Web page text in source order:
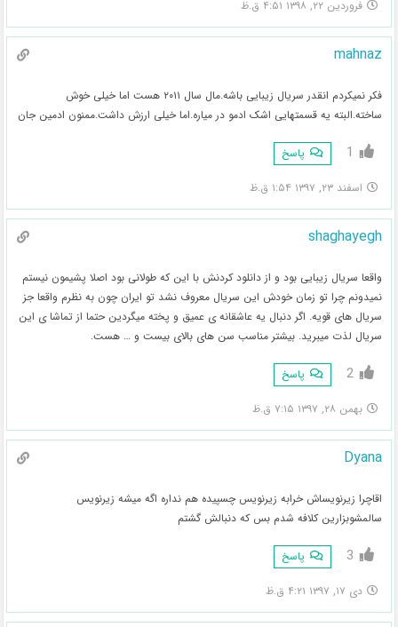
فروردین ۲۲, ۱۳۹۸ ۴:۵۱ ق.ظ
mahnaz
فکر نمیکردم انقدر سریال زیبایی باشه.مال سال ۲۰۱۱ هست اما خیلی خوش
ساخته.البته یه قسمتهایی اشک ادمو در میاره.اما خیلی ارزش داشت.ممنون ادمین جان
1 پاسخ
اسفند ۲۳, ۱۳۹۷ ۱:۵۴ ق.ظ
shaghayegh
واقعا سریال زیبایی بود و از دانلود کردنش با این که طولانی بود اصلا پشیمون نیستم
نمیدونم چرا تو زمان خودش این سریال معروف نشد تو ایران چون به نظرم واقعا جز
سریال های قویه. اگر دنبال یه عاشقانه ی عمیق و پخته میگردین حتما از تماشا ی این
سریال لذت میبرید. بیشتر مناسب سن های بالای بیست و … هست.
2 پاسخ
بهمن ۲۸, ۱۳۹۷ ۷:۱۵ ق.ظ
Dyana
اقاچرا زیرنویساش خرابه زیرنویس چسپیده هم نداره اگه میشه زیرنویس
سالمشوبزارین کلافه شدم بس که دنبالش گشتم
3 پاسخ
دی ۱۷, ۱۳۹۷ ۴:۲۱ ق.ظ